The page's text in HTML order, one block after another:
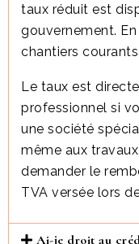
taux réduit est
gouvernement.
chantiers
Le taux est
professionnel si
une société
même aux
demander le
TVA versée lors
Ai-je droit au